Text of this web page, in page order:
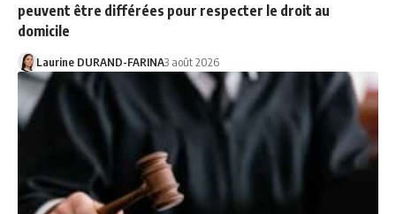
peuvent être différées pour respecter le droit au
domicile
Laurine DURAND-FARINA3 août 2026